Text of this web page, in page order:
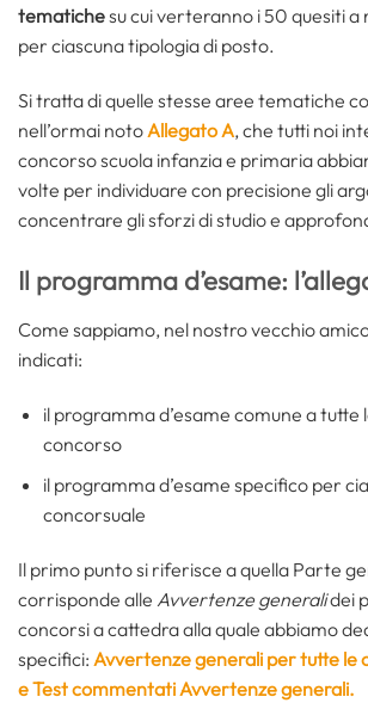
tematichesu cui verteranno i 50 quesiti
per ciascuna tipologia di posto.
Si tratta di quelle stesse aree tematiche
nell’ormai notoAllegato A, che tutti noi
concorso scuola infanzia e primaria
volte per individuare con precisione gli
concentrare gli sforzi di studio e
Il programma d’esame:
Come sappiamo, nel nostro vecchio
indicati:
il programma d’esame comune a tutte
concorso
il programma d’esame specifico per
concorsuale
Il primo punto si riferisce a quella Parte
corrisponde alle Avvertenze generalidei
concorsi a cattedra alla quale abbiamo
specifici: Avvertenze generali per tutte le
e Test commentati Avvertenze generali.